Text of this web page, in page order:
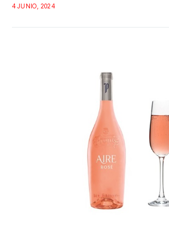
4 JUNIO, 2024